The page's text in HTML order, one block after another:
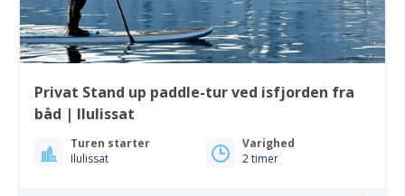
Privat Stand up paddle-tur ved isfjorden fra
båd | Ilulissat
Turen starter
Ilulissat
Varighed
2 timer